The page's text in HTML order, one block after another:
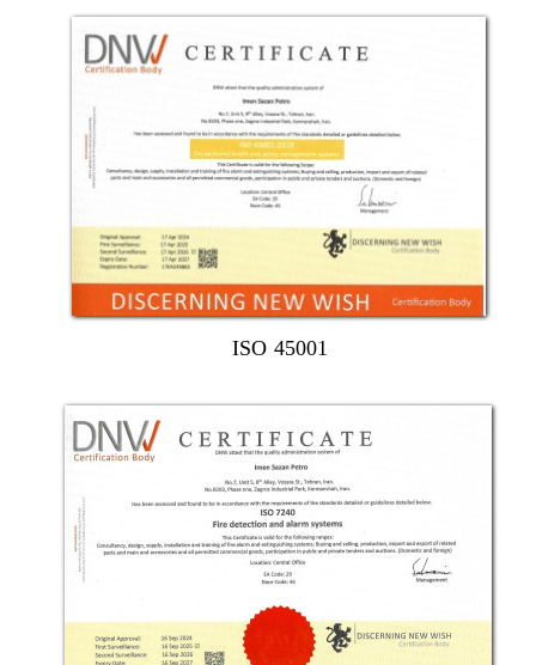
ISO 45001